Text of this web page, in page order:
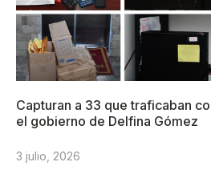
Capturan a 33 que traficaban
el gobierno de Delfina Gómez
3 julio, 2026